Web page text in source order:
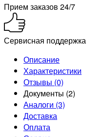
Прием заказов 24/7
Сервисная поддержка
Описание
Характеристики
Отзывы (0)
Документы (2)
Аналоги (3)
Доставка
Оплата